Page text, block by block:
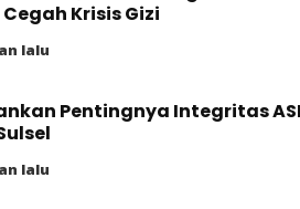
Krisis Gizi
lalu
Pentingnya Integritas
lalu